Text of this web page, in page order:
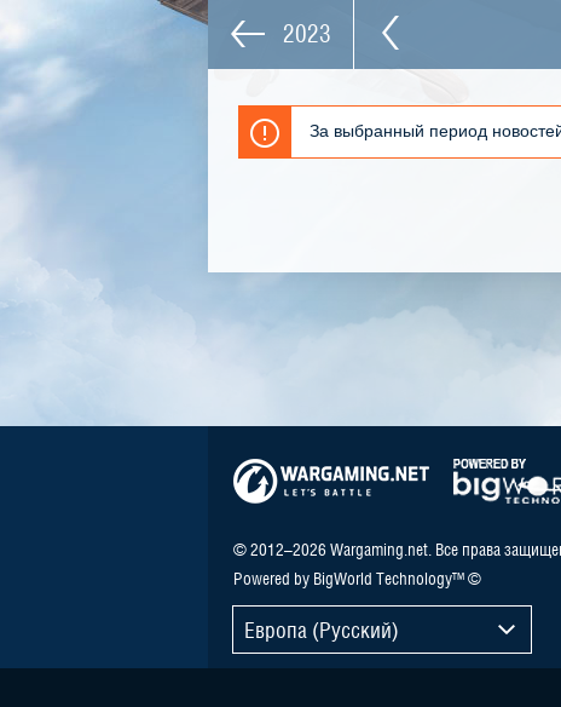
2023
За выбранный период
© 2012–2026 Wargaming.net. Все права
Powered by BigWorld Technology™ ©
Европа (Русский)